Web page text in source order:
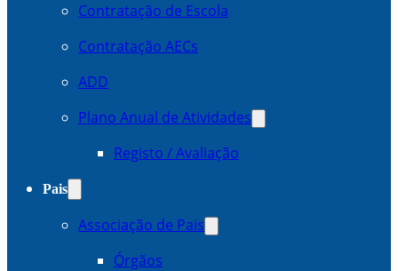
Contratação de Escola
Contratação AECs
ADD
Plano Anual de Atividades
Registo / Avaliação
Pais
Associação de Pais
Órgãos